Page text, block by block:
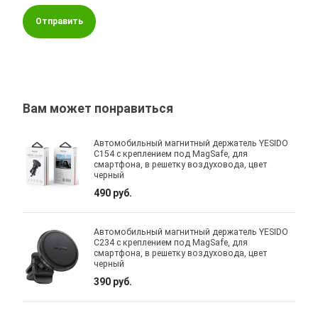
Отправить
Вам может понравиться
Автомобильный магнитный держатель YESIDO
C154 с креплением под MagSafe, для
смартфона, в решетку воздуховода, цвет
черный
490 руб.
Автомобильный магнитный держатель YESIDO
C234 с креплением под MagSafe, для
смартфона, в решетку воздуховода, цвет
черный
390 руб.